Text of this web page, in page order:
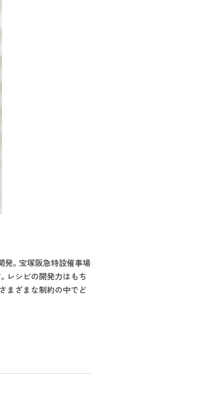
発。宝塚阪急特設催事場
レシピの開発力はもち
まざまな制約の中でど